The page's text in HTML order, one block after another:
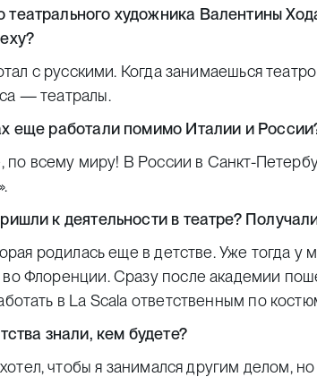
театрального художника Валентины
с русскими. Когда занимаешься
— театралы.
еще работали помимо Италии и
по всему миру! В России в Санкт-
к деятельности в театре?
родилась еще в детстве. Уже тогда у
Флоренции. Сразу после академии
в La Scala ответственным по
знали, кем будете?
чтобы я занимался другим делом,